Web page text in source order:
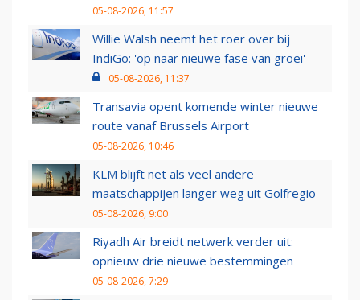
05-08-2026, 11:57
Willie Walsh neemt het roer over bij
IndiGo: 'op naar nieuwe fase van groei'
05-08-2026, 11:37
Transavia opent komende winter nieuwe
route vanaf Brussels Airport
05-08-2026, 10:46
KLM blijft net als veel andere
maatschappijen langer weg uit Golfregio
05-08-2026, 9:00
Riyadh Air breidt netwerk verder uit:
opnieuw drie nieuwe bestemmingen
05-08-2026, 7:29